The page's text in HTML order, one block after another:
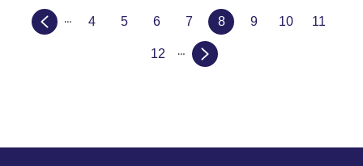
Paginering
… 4 5 6
Page
7
Huidige
8 9 10 11
12 …